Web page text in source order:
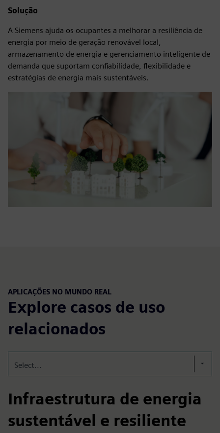
Solução
A Siemens ajuda os ocupantes a melhorar a resiliência de
energia por meio de geração renovável local,
armazenamento de energia e gerenciamento inteligente de
demanda que suportam confiabilidade, flexibilidade e
estratégias de energia mais sustentáveis.
APLICAÇÕES NO MUNDO REAL
Explore casos de uso
relacionados
Select...
Infraestrutura de energia
sustentável e resiliente